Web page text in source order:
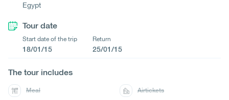
Egypt
Tour date
Start date of the trip
18/01/15
Return
25/01/15
The tour includes
Meal Airtickets